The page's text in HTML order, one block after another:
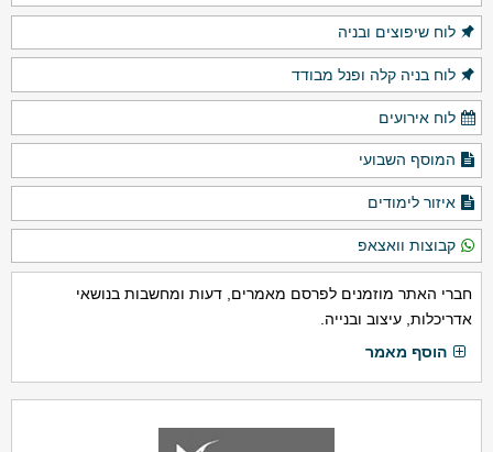
לוח שיפוצים ובניה
לוח בניה קלה ופנל מבודד
לוח אירועים
המוסף השבועי
איזור לימודים
קבוצות וואצאפ
חברי האתר מוזמנים לפרסם מאמרים, דעות ומחשבות בנושאי
אדריכלות, עיצוב ובנייה.
הוסף מאמר